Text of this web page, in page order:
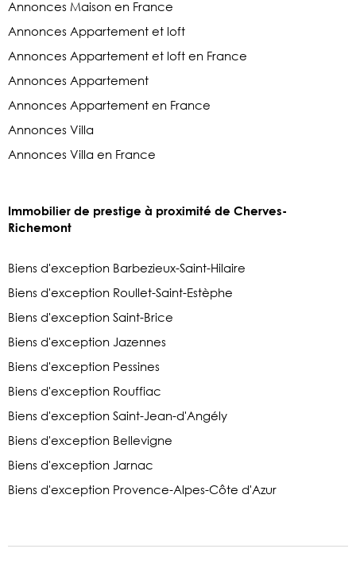
Annonces Maison en France
Annonces Appartement et loft
Annonces Appartement et loft en France
Annonces Appartement
Annonces Appartement en France
Annonces Villa
Annonces Villa en France
Immobilier de prestige à proximité de Cherves-
Richemont
Biens d'exception Barbezieux-Saint-Hilaire
Biens d'exception Roullet-Saint-Estèphe
Biens d'exception Saint-Brice
Biens d'exception Jazennes
Biens d'exception Pessines
Biens d'exception Rouffiac
Biens d'exception Saint-Jean-d'Angély
Biens d'exception Bellevigne
Biens d'exception Jarnac
Biens d'exception Provence-Alpes-Côte d'Azur